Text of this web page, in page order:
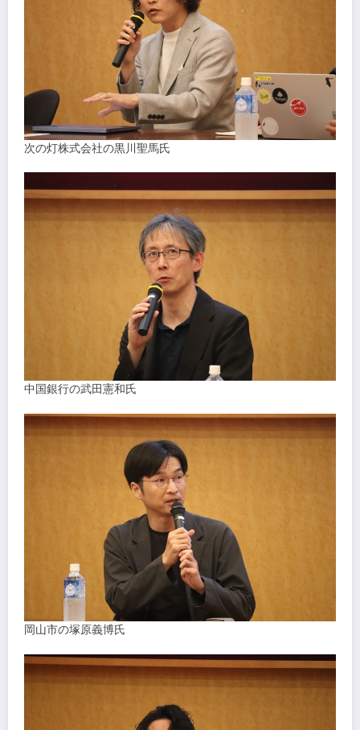
次の灯株式会社の黒川聖馬氏
中国銀行の武田憲和氏
岡山市の塚原義博氏